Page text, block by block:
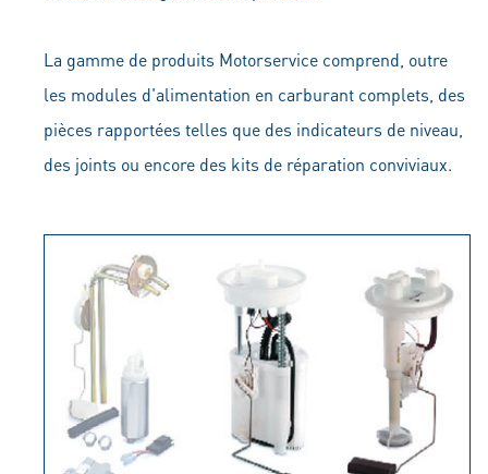
La gamme de produits Motorservice comprend, outre
les modules d'alimentation en carburant complets, des
pièces rapportées telles que des indicateurs de niveau,
des joints ou encore des kits de réparation conviviaux.